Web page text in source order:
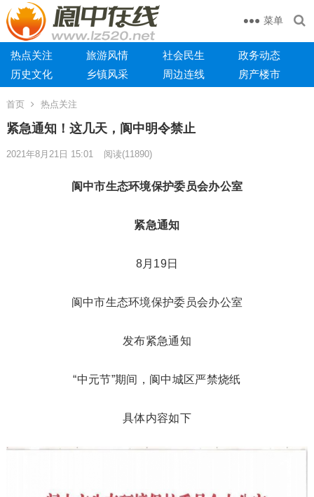
菜单
热点关注 旅游风情 社会民生
政务动态
历史文化
乡镇风采 周边连线 房产楼市
首页 热点关注
紧急通知！这几天，阆中明令禁止
2021年8月21日 15:01 阅读(11890)
阆中市生态环境保护委员会办公室
紧急通知
8月19日
阆中市生态环境保护委员会办公室
发布紧急通知
“中元节”期间，阆中城区严禁烧纸
具体内容如下